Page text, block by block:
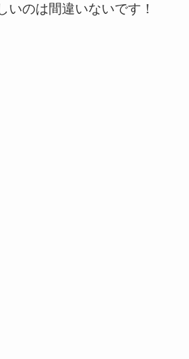
いのは間違いないです！